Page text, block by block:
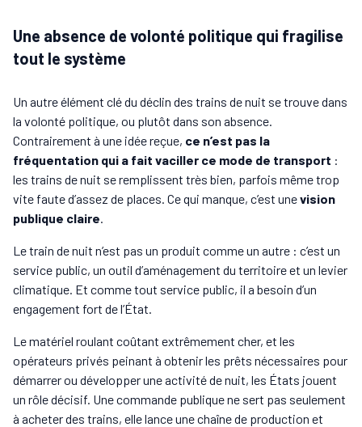
Une absence de volonté politique qui fragilise
tout le système
Un autre élément clé du déclin des trains de nuit se trouve dans
la volonté politique, ou plutôt dans son absence.
Contrairement à une idée reçue, ce n’est pas la
fréquentation qui a fait vaciller ce mode de transport :
les trains de nuit se remplissent très bien, parfois même trop
vite faute d’assez de places. Ce qui manque, c’est unevision
publique claire
Le train de nuit n’est pas un produit comme un autre : c’est un
service public, un outil d’aménagement du territoire et un levier
climatique. Et comme tout service public, il a besoin d’un
engagement fort de l’État.
Le matériel roulant coûtant extrêmement cher, et les
opérateurs privés peinant à obtenir les prêts nécessaires pour
démarrer ou développer une activité de nuit, les États jouent
un rôle décisif. Une commande publique ne sert pas seulement
à acheter des trains, elle lance une chaîne de production et